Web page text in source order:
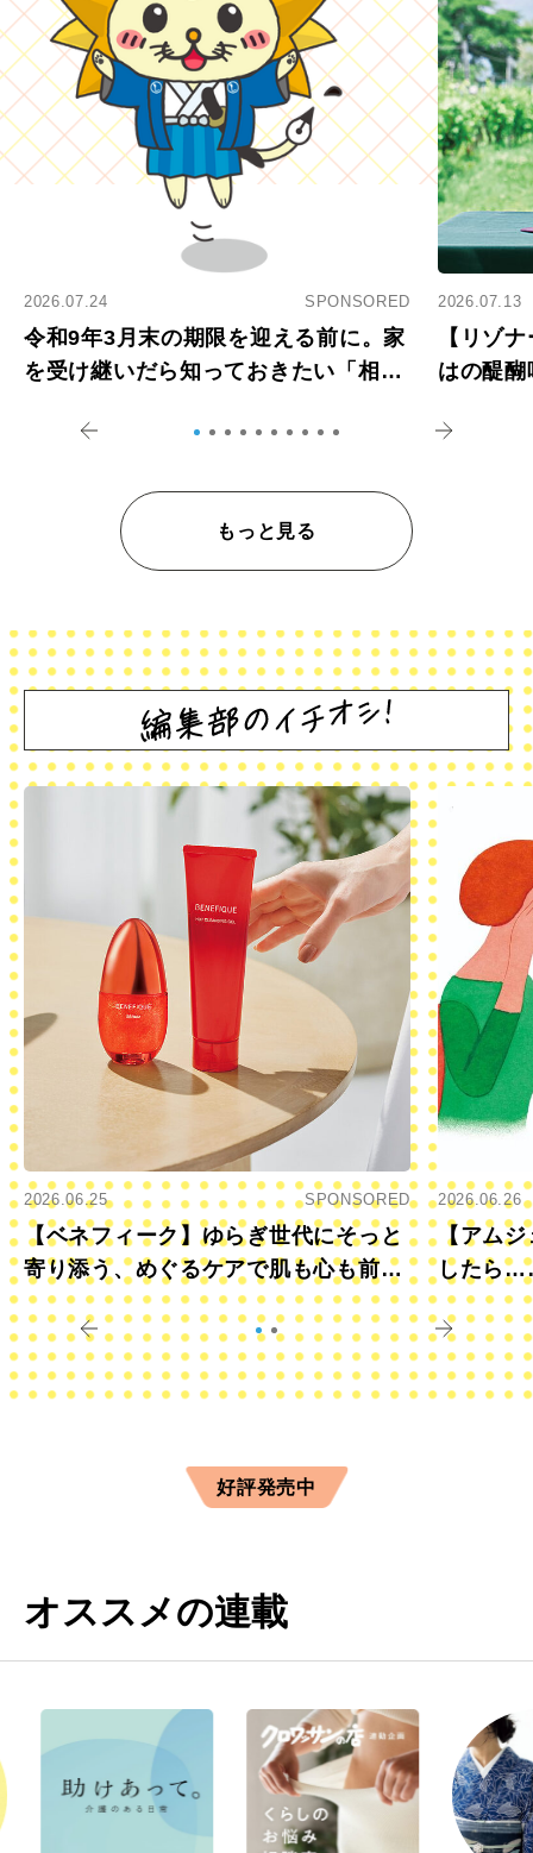
2026.07.24 SPONSORED
令和9年3月末の期限を迎える前に。家
を受け継いだら知っておきたい「相続
2026.07.13
【リゾ
はの醍
もっと見る
2026.06.25 SPONSORED
【ベネフィーク】ゆらぎ世代にそっと
寄り添う、めぐるケアで肌も心も前向
きに
2026.06.26
【アムジ
したら
すか？
好評発売中
オススメの連載